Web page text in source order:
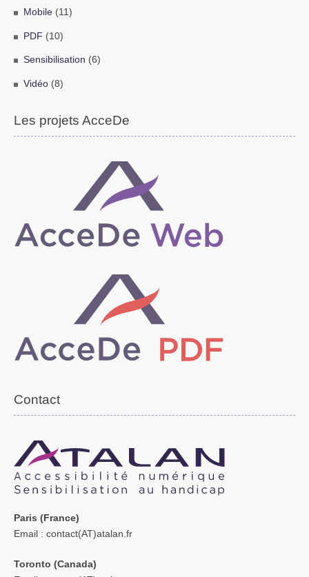
Mobile(11)
PDF (10)
Sensibilisation (6)
Vidéo(8)
Les projets AcceDe
Contact
Paris (France)
Email : contact(AT)atalan.fr
Toronto (Canada)